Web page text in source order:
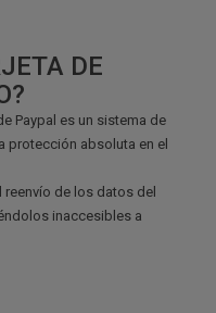
DE
Paypal es un sistema de
protección absoluta en el
reenvío de los datos del
inaccesibles a